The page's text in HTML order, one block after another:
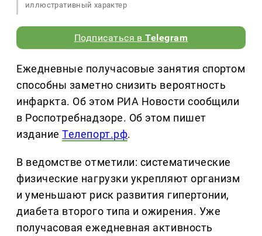
иллюстративный характер
Подписаться вTelegram
Ежедневные получасовые занятия спортом
способны заметно снизить вероятность
инфаркта. Об этом РИА Новости сообщили
в Роспотребнадзоре. Об этом пишет
изданиеТелепорт.рф.
В ведомстве отметили: систематические
физические нагрузки укрепляют организм
и уменьшают риск развития гипертонии,
диабета второго типа и ожирения. Уже
получасовая ежедневная активность